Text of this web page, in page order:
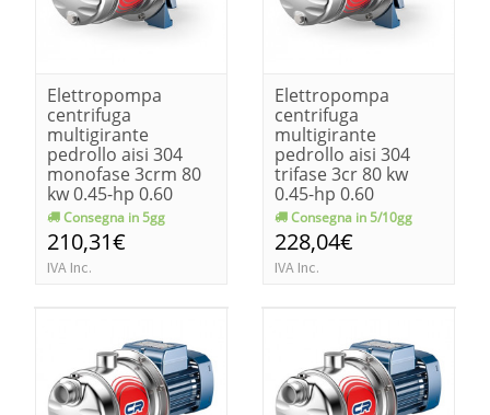
Elettropompa
centrifuga
multigirante
pedrollo aisi 304
monofase 3crm 80
kw 0.45-hp 0.60
Consegna in 5gg
210,31€
IVA Inc.
Elettropompa
centrifuga
multigirante
pedrollo aisi 304
trifase 3cr 80 kw
0.45-hp 0.60
Consegna in 5/10gg
228,04€
IVA Inc.